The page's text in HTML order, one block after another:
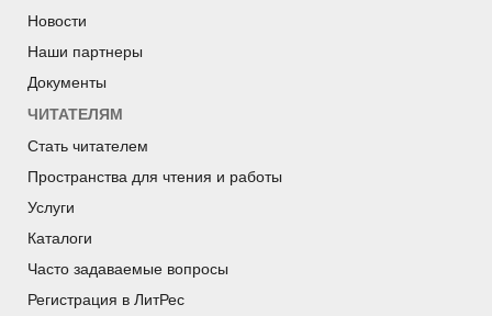
Новости
Наши партнеры
Документы
ЧИТАТЕЛЯМ
Стать читателем
Пространства для чтения и работы
Услуги
Каталоги
Часто задаваемые вопросы
Регистрация в ЛитРес